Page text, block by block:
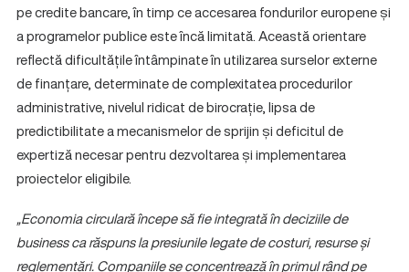
pe credite bancare, în timp ce accesarea fondurilor europene și
a programelor publice este încă limitată. Această orientare
reflectă dificultățile întâmpinate în utilizarea surselor externe
de finanțare, determinate de complexitatea procedurilor
administrative, nivelul ridicat de birocrație, lipsa de
predictibilitate a mecanismelor de sprijin și deficitul de
expertiză necesar pentru dezvoltarea și implementarea
proiectelor eligibile.
„Economia circulară începe să fie integrată în deciziile de
business ca răspuns la presiunile legate de costuri, resurse și
reglementări. Companiile se concentrează în primul rând pe